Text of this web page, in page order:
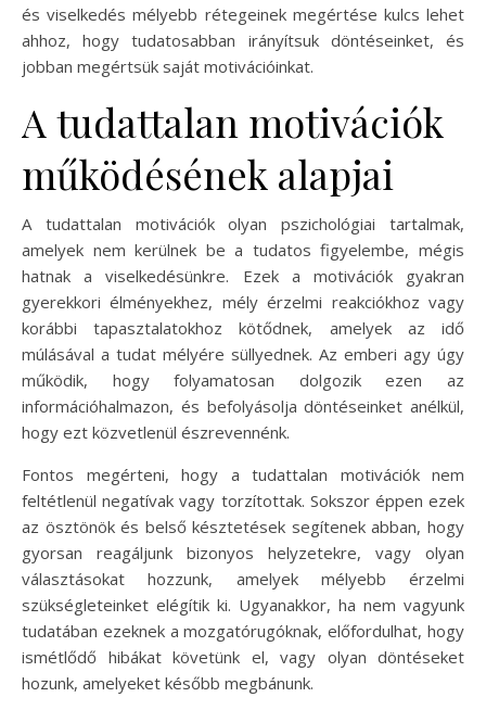
és viselkedés mélyebb rétegeinek megértése kulcs lehet
ahhoz, hogy tudatosabban irányítsuk döntéseinket, és
jobban megértsük saját motivációinkat.
A tudattalan motivációk
működésének alapjai
A tudattalan motivációk olyan pszichológiai tartalmak,
amelyek nem kerülnek be a tudatos figyelembe, mégis
hatnak a viselkedésünkre. Ezek a motivációk gyakran
gyerekkori élményekhez, mély érzelmi reakciókhoz vagy
korábbi tapasztalatokhoz kötődnek, amelyek az idő
múlásával a tudat mélyére süllyednek. Az emberi agy úgy
működik, hogy folyamatosan dolgozik ezen az
információhalmazon, és befolyásolja döntéseinket anélkül,
hogy ezt közvetlenül észrevennénk.
Fontos megérteni, hogy a tudattalan motivációk nem
feltétlenül negatívak vagy torzítottak. Sokszor éppen ezek
az ösztönök és belső késztetések segítenek abban, hogy
gyorsan reagáljunk bizonyos helyzetekre, vagy olyan
választásokat hozzunk, amelyek mélyebb érzelmi
szükségleteinket elégítik ki. Ugyanakkor, ha nem vagyunk
tudatában ezeknek a mozgatórugóknak, előfordulhat, hogy
ismétlődő hibákat követünk el, vagy olyan döntéseket
hozunk, amelyeket később megbánunk.